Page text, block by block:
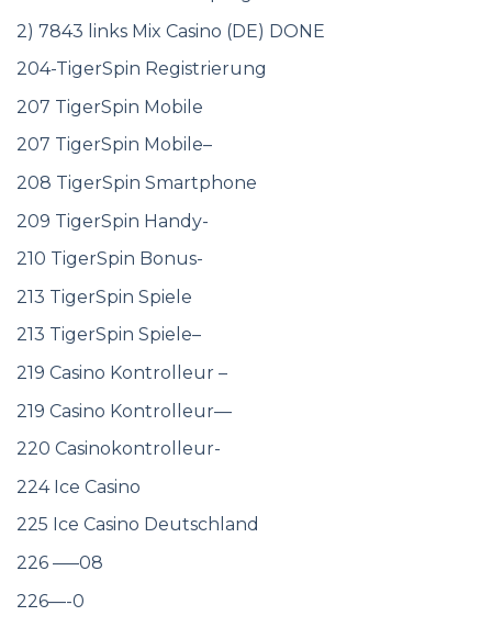
2) 7843 links Mix Casino (DE) DONE
204-TigerSpin Registrierung
207 TigerSpin Mobile
207 TigerSpin Mobile–
208 TigerSpin Smartphone
209 TigerSpin Handy-
210 TigerSpin Bonus-
213 TigerSpin Spiele
213 TigerSpin Spiele–
219 Casino Kontrolleur –
219 Casino Kontrolleur—
220 Casinokontrolleur-
224 Ice Casino
225 Ice Casino Deutschland
226 —–08
226—-0